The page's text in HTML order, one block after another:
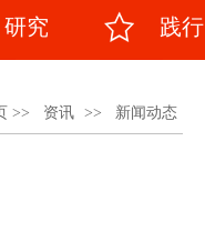
研究 践行
>> 资讯 >> 新闻动态